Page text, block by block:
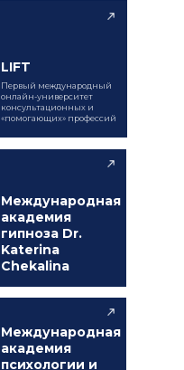
Международная
академия
гипноза Dr.
Katerina
Chekalina
Международная
академия
психологии и
LIFT
Первый международный
онлайн-университет
консультационных и
«помогающих» профессий